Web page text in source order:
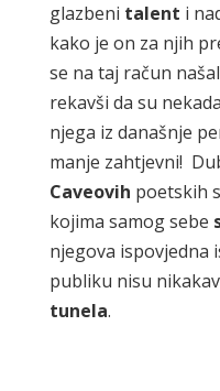
glazbeni talent i
kako je on za njih
se na taj račun
rekavši da su
njega iz današnje
manje zahtjevni!
Caveovih poetskih
kojima samog sebe
njegova ispovjedna
publiku nisu
tunela.